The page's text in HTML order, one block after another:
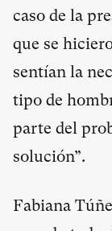
caso de la
que se
sentían la
tipo de
parte del
solución”.
Fabiana